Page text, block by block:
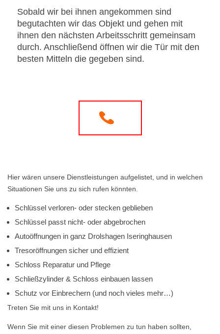
Sobald wir bei ihnen angekommen sind
begutachten wir das Objekt und gehen mit
ihnen den nächsten Arbeitsschritt gemeinsam
durch. Anschließend öffnen wir die Tür mit den
besten Mitteln die gegeben sind.
Hier wären unsere Dienstleistungen aufgelistet, und in welchen
Situationen Sie uns zu sich rufen könnten.
Schlüssel verloren- oder stecken geblieben
Schlüssel passt nicht- oder abgebrochen
Autoöffnungen in ganz Drolshagen Iseringhausen
Tresoröffnungen sicher und effizient
Schloss Reparatur und Pflege
Schließzylinder & Schloss einbauen lassen
Schutz vor Einbrechern (und noch vieles mehr…)
Treten Sie mit uns in Kontakt!
Wenn Sie mit einer diesen Problemen zu tun haben sollten,